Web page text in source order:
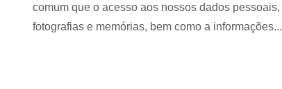
comum que o acesso aos nossos dados pessoais,
fotografias e memórias, bem como a informações...